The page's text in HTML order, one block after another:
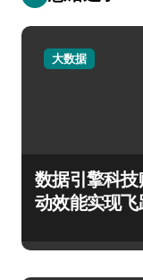
大数据
数据引擎科
动效能实现